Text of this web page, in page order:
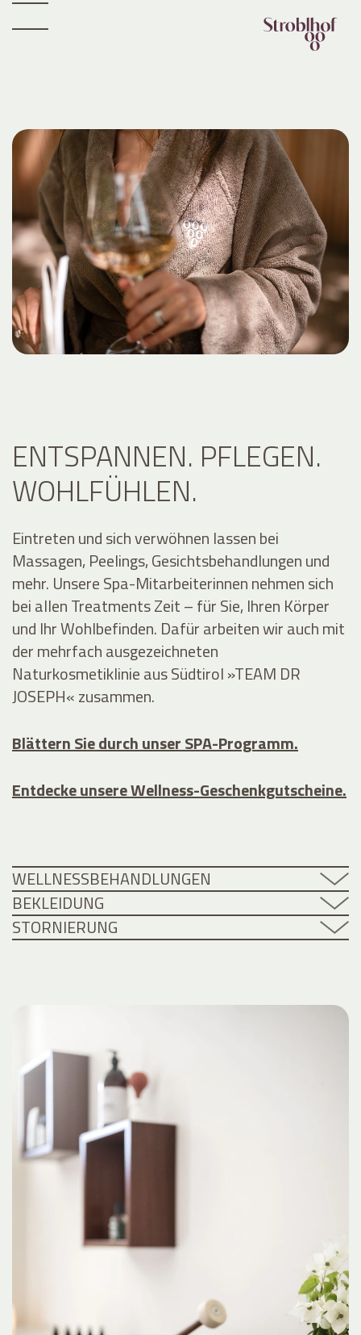
ENTSPANNEN. PFLEGEN.
WOHLFÜHLEN.
Eintreten und sich verwöhnen lassen bei
Massagen, Peelings, Gesichtsbehandlungen und
mehr. Unsere Spa-Mitarbeiterinnen nehmen sich
bei allen Treatments Zeit – für Sie, Ihren Körper
und Ihr Wohlbefinden. Dafür arbeiten wir auch mit
der mehrfach ausgezeichneten
Naturkosmetiklinie aus Südtirol »TEAM DR
JOSEPH« zusammen.
Blättern Sie durch unser SPA-Programm.
Entdecke unsere Wellness-Geschenkgutscheine.
WELLNESSBEHANDLUNGEN
BEKLEIDUNG
STORNIERUNG